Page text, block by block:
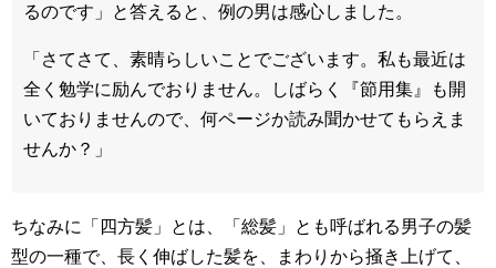
るのです」と答えると、例の男は感心しました。
「さてさて、素晴らしいことでございます。私も最近は
全く勉学に励んでおりません。しばらく『節用集』も開
いておりませんので、何ページか読み聞かせてもらえま
せんか？」
ちなみに「四方髪」とは、「総髪」とも呼ばれる男子の髪
型の一種で、長く伸ばした髪を、まわりから掻き上げて、